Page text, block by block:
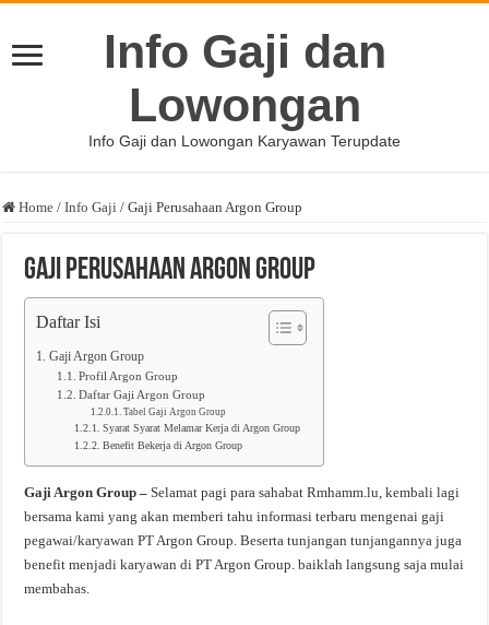
Info Gaji dan
Lowongan
Info Gaji dan Lowongan Karyawan Terupdate
Home / Info Gaji / Gaji Perusahaan Argon Group
Gaji Perusahaan Argon Group
Daftar Isi
Gaji Argon Group
Profil Argon Group
Daftar Gaji Argon Group
Tabel Gaji Argon Group
Syarat Syarat Melamar Kerja di Argon Group
Benefit Bekerja di Argon Group
Gaji Argon Group –Selamat pagi para sahabat Rmhamm.lu, kembali lagi
bersama kami yang akan memberi tahu informasi terbaru mengenai gaji
pegawai/karyawan PT Argon Group. Beserta tunjangan tunjangannya juga
benefit menjadi karyawan di PT Argon Group. baiklah langsung saja mulai
membahas.